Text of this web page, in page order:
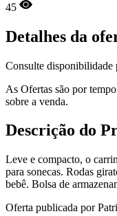
45
Detalhes da
Consulte disponibilidade
As Ofertas são por
sobre a venda.
Descrição do
Leve e compacto, o
para sonecas. Rodas
bebê. Bolsa de
Oferta publicada por